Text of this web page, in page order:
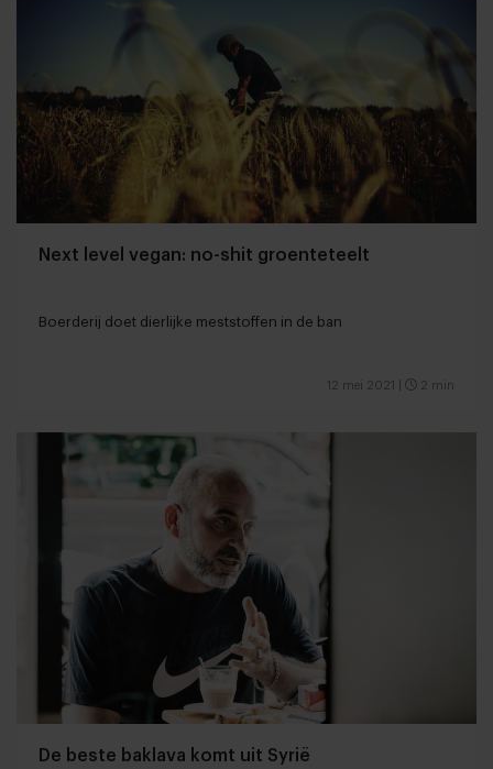
Next level vegan: no-shit groenteteelt
Boerderij doet dierlijke meststoffen in de ban
12 mei 2021 2 min
De beste baklava komt uit Syrië